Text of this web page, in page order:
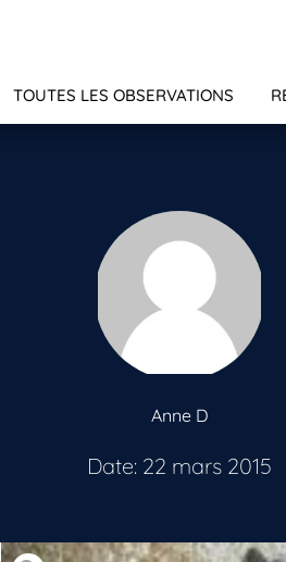
TOUTES LES OBSERVATIONS
Anne D
Date: 22 mars 2015